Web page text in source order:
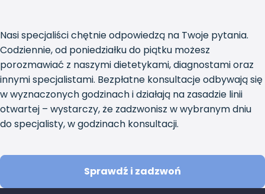
Nasi specjaliści chętnie odpowiedzą na Twoje pytania.
Codziennie, od poniedziałku do piątku możesz
porozmawiać z naszymi dietetykami, diagnostami oraz
innymi specjalistami. Bezpłatne konsultacje odbywają się
w wyznaczonych godzinach i działają na zasadzie linii
otwartej – wystarczy, że zadzwonisz w wybranym dniu
do specjalisty, w godzinach konsultacji.
Sprawdź i zadzwoń